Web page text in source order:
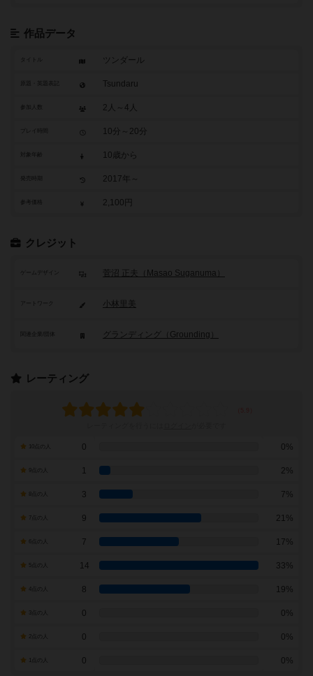
作品データ
タイトル ツンダール
原題・英題表記 Tsundaru
参加人数 2人～4人
10分～20分
対象年齢 10歳から
2017年～
参考価格 2,100円
クレジット
ゲームデザイン 菅沼 正夫（Masao Suganuma）
アートワーク 小林里美
グランディング（Grounding）
レーティング
0 0%
9点の人 1 2%
3 7%
7点の人 9 21%
7 17%
14 33%
8 19%
0 0%
0 0%
0 0%